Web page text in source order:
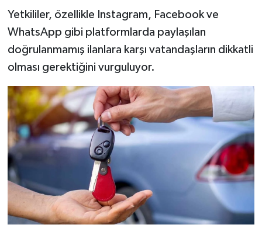
Yetkililer, özellikle Instagram, Facebook ve
WhatsApp gibi platformlarda paylaşılan
doğrulanmamış ilanlara karşı vatandaşların dikkatli
olması gerektiğini vurguluyor.